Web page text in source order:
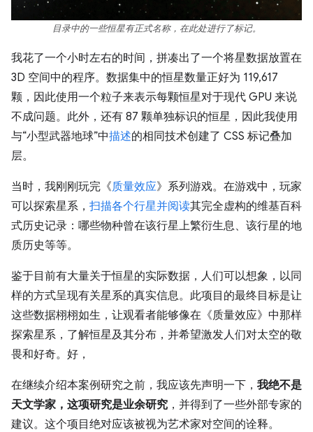
目录中的一些恒星有正式名称，在此处进行了标记。
我花了一个小时左右的时间，拼凑出了一个将星数据放置在
3D 空间中的程序。数据集中的恒星数量正好为 119,617
颗，因此使用一个粒子来表示每颗恒星对于现代 GPU 来说
不成问题。此外，还有 87 颗单独标识的恒星，因此我使用
与“小型武器地球”中描述的相同技术创建了 CSS 标记叠加
层。
当时，我刚刚玩完《质量效应》系列游戏。在游戏中，玩家
可以探索星系， 扫描各个行星并阅读其完全虚构的维基百科
式历史记录：哪些物种曾在该行星上繁衍生息、该行星的地
质历史等等。
鉴于目前有大量关于恒星的实际数据，人们可以想象，以同
样的方式呈现有关星系的真实信息。此项目的最终目标是让
这些数据栩栩如生，让观看者能够像在《质量效应》中那样
探索星系，了解恒星及其分布，并希望激发人们对太空的敬
畏和好奇。好，
在继续介绍本案例研究之前，我应该先声明一下， 我绝不是
天文学家，这项研究是业余研究 ，并得到了一些外部专家的
建议。这个项目绝对应该被视为艺术家对空间的诠释。